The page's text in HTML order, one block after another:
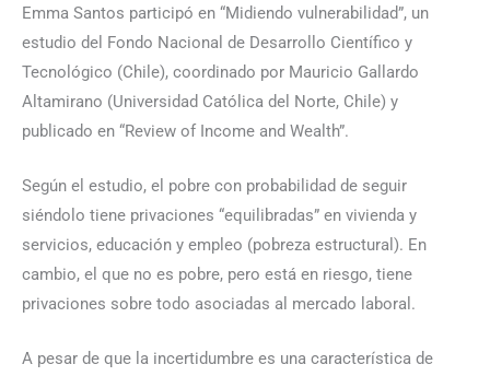
Emma Santos participó en “Midiendo vulnerabilidad”, un
estudio del Fondo Nacional de Desarrollo Científico y
Tecnológico (Chile), coordinado por Mauricio Gallardo
Altamirano (Universidad Católica del Norte, Chile) y
publicado en “Review of Income and Wealth”.
Según el estudio, el pobre con probabilidad de seguir
siéndolo tiene privaciones “equilibradas” en vivienda y
servicios, educación y empleo (pobreza estructural). En
cambio, el que no es pobre, pero está en riesgo, tiene
privaciones sobre todo asociadas al mercado laboral.
A pesar de que la incertidumbre es una característica de